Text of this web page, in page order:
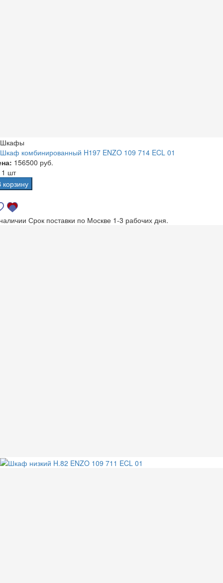
Шкафы
Шкаф комбинированный H197 ENZO 109 714 ECL 01
156500 руб.
1 шт
корзину
Срок поставки по Москве 1-3 рабочих дня.